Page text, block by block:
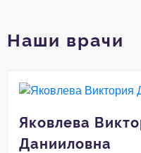
Наши врачи
Яковлева
Данииловна